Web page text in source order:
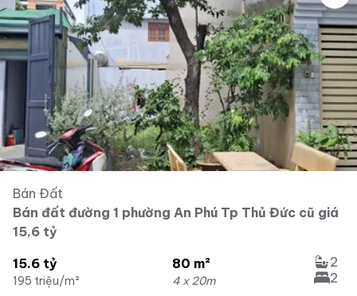
Bán Đất
Bán đất đường 1 phường An Phú Tp Thủ Đức cũ giá
15,6 tỷ
15.6 tỷ
195 triệu/m²
80 m²
4 x 20m
2
2